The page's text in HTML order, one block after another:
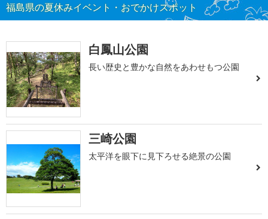
福島県の夏休みイベント・おでかけスポット
白鳳山公園
長い歴史と豊かな自然をあわせもつ公園
三崎公園
太平洋を眼下に見下ろせる絶景の公園